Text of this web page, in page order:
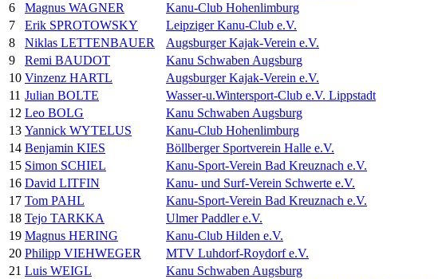
6
Magnus WAGNER Kanu-Club Hohenlimburg
7
Erik SPROTOWSKY Leipziger Kanu-Club e.V.
8
Niklas LETTENBAUER Augsburger Kajak-Verein e.V.
9
Remi BAUDOT Kanu Schwaben Augsburg
10 Vinzenz HARTL Augsburger Kajak-Verein e.V.
11 Julian BOLTE Wasser-u.Wintersport-Club e.V. Lippstadt
12 Leo BOLG Kanu Schwaben Augsburg
13 Yannick WYTELUS Kanu-Club Hohenlimburg
14 Benjamin KIES Böllberger Sportverein Halle e.V.
15 Simon SCHIEL Kanu-Sport-Verein Bad Kreuznach e.V.
16 David LITFIN Kanu- und Surf-Verein Schwerte e.V.
17 Tom PAHL Kanu-Sport-Verein Bad Kreuznach e.V.
18 Tejo TARKKA Ulmer Paddler e.V.
19 Magnus HERING Kanu-Club Hilden e.V.
20 Philipp VIEHWEGER MTV Luhdorf-Roydorf e.V.
21 Luis WEIGL Kanu Schwaben Augsburg